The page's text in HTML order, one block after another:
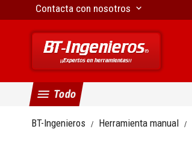
Contacta con nosotros keyboard_arrow_down
menu Todo
BT-Ingenieros Herramienta manual